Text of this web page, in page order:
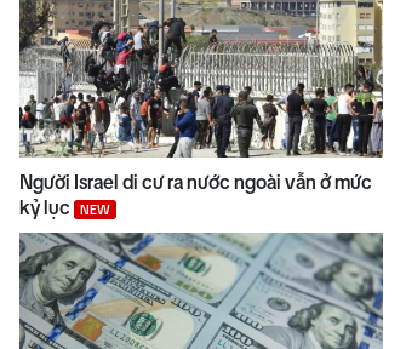
Người Israel di cư ra nước ngoài vẫn ở mức
kỷ lục
NEW